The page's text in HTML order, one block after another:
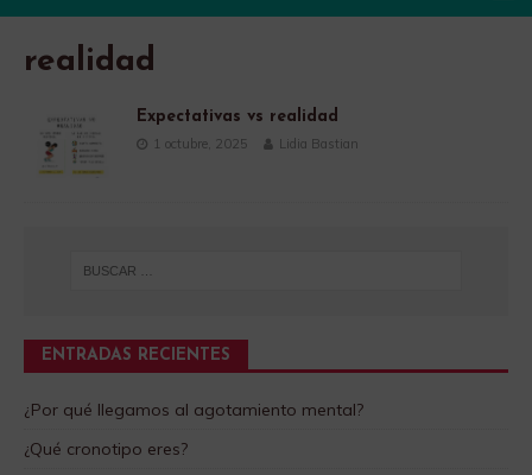
realidad
Expectativas vs realidad
1 octubre, 2025 Lidia Bastian
ENTRADAS RECIENTES
¿Por qué llegamos al agotamiento mental?
¿Qué cronotipo eres?